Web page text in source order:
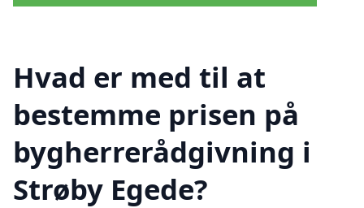
Hvad er med til at
bestemme prisen på
bygherrerådgivning i
Strøby Egede?